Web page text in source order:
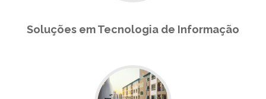
Soluções em Tecnologia de Informação